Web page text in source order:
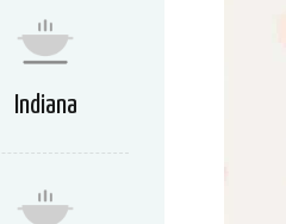
Indiana